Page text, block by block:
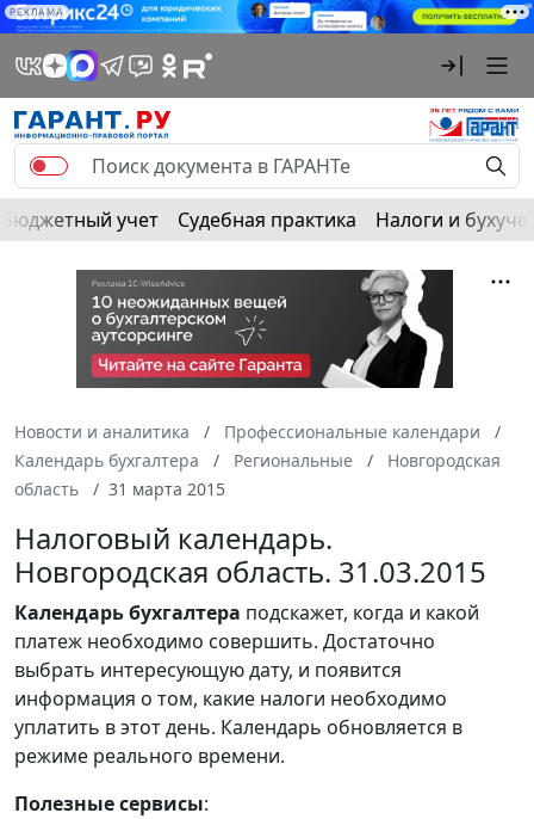
РЕКЛАМА
Бюджетный учет Судебная практика Налоги и
Новости и аналитика
Профессиональные календари
Календарь бухгалтера
Региональные
Новгородская
область
31 марта 2015
Налоговый календарь.
Новгородская область. 31.03.2015
Календарьбухгалтера подскажет, когда и какой
платеж необходимо совершить. Достаточно
выбрать интересующую дату, и появится
информация о том, какие налоги необходимо
уплатить в этот день. Календарь обновляется в
режиме реального времени.
Полезные сервисы: